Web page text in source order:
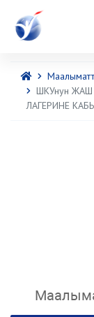
ШКУнун
ЛАГЕРИНЕ